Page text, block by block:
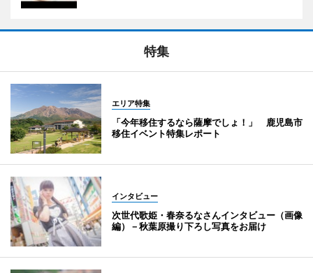
特集
エリア特集
「今年移住するなら薩摩でしょ！」 鹿児島市
移住イベント特集レポート
インタビュー
次世代歌姫・春奈るなさんインタビュー（画像
編）－秋葉原撮り下ろし写真をお届け